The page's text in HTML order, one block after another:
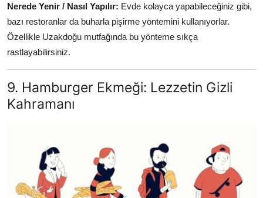
Nerede Yenir / Nasıl Yapılır: Evde kolayca yapabileceğiniz gibi,
bazı restoranlar da buharla pişirme yöntemini kullanıyorlar.
Özellikle Uzakdoğu mutfağında bu yönteme sıkça
rastlayabilirsiniz.
9. Hamburger Ekmeği: Lezzetin Gizli
Kahramanı